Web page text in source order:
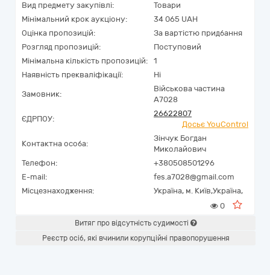
Вид предмету закупівлі:
Товари
Мінімальний крок аукціону:
34 065 UAH
Оцінка пропозицій:
За вартістю придбання
Розгляд пропозицій:
Поступовий
Мінімальна кількість пропозицій:
1
Наявність прекваліфікації:
Ні
Замовник:
Військова частина
А7028
ЄДРПОУ:
26622807
Досьє YouControl
Контактна особа:
Зінчук Богдан
Миколайович
Телефон:
+380508501296
E-mail:
fes.a7028@gmail.com
Місцезнаходження:
Україна, м. Київ,Україна,
0
Витяг про відсутність судимості
Реєстр осіб, які вчинили корупційні правопорушення